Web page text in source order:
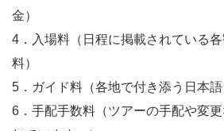
金）
4．入場料（日程に掲載されている
料）
5．ガイド料（各地で付き添う日本語
6．手配手数料（ツアーの手配や変